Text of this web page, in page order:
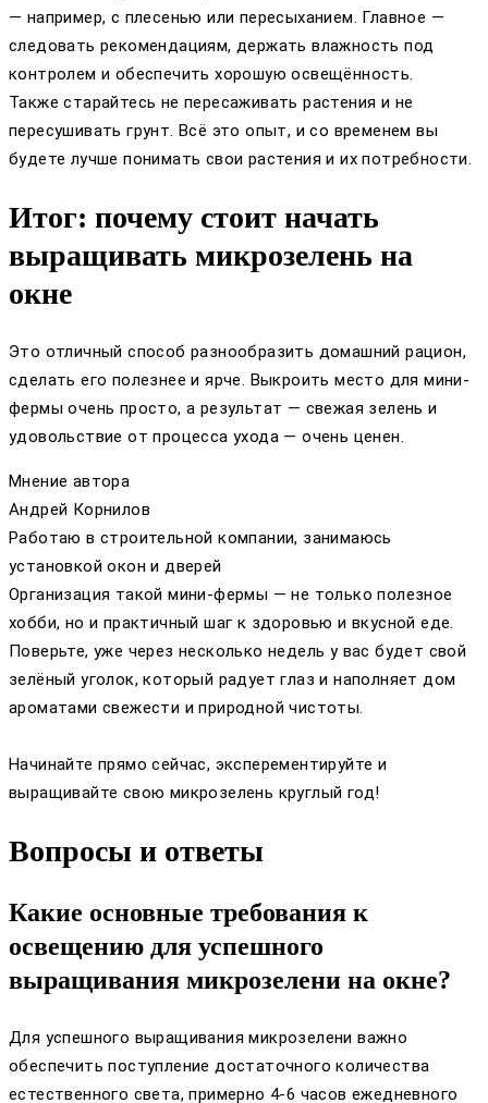
— например, с плесенью или пересыханием. Главное —
следовать рекомендациям, держать влажность под
контролем и обеспечить хорошую освещённость.
Также старайтесь не пересаживать растения и не
пересушивать грунт. Всё это опыт, и со временем вы
будете лучше понимать свои растения и их потребности.
Итог: почему стоит начать
выращивать микрозелень на
окне
Это отличный способ разнообразить домашний рацион,
сделать его полезнее и ярче. Выкроить место для мини-
фермы очень просто, а результат — свежая зелень и
удовольствие от процесса ухода — очень ценен.
Мнение автора
Андрей Корнилов
Работаю в строительной компании, занимаюсь
установкой окон и дверей
Организация такой мини-фермы — не только полезное
хобби, но и практичный шаг к здоровью и вкусной еде.
Поверьте, уже через несколько недель у вас будет свой
зелёный уголок, который радует глаз и наполняет дом
ароматами свежести и природной чистоты.
Начинайте прямо сейчас, эксперементируйте и
выращивайте свою микрозелень круглый год!
Вопросы и ответы
Какие основные требования к
освещению для успешного
выращивания микрозелени на окне?
Для успешного выращивания микрозелени важно
обеспечить поступление достаточного количества
естественного света, примерно 4-6 часов ежедневного